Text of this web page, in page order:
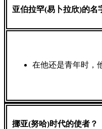
亚伯拉罕(易卜拉欣)的名
在他还是青年时，
挪亚(努哈)时代的使者？